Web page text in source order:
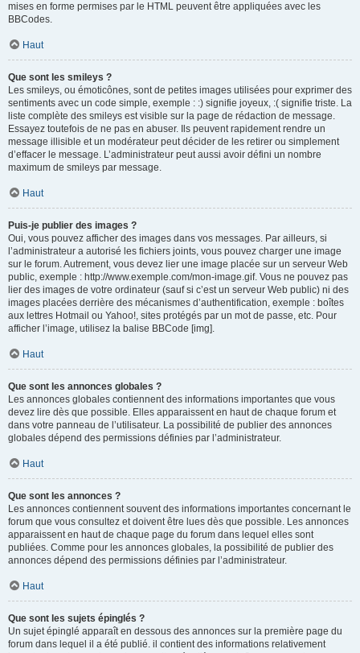
mises en forme permises par le HTML peuvent être appliquées avec les
BBCodes.
Haut
Que sont les smileys ?
Les smileys, ou émoticônes, sont de petites images utilisées pour exprimer des
sentiments avec un code simple, exemple : :) signifie joyeux, :( signifie triste. La
liste complète des smileys est visible sur la page de rédaction de message.
Essayez toutefois de ne pas en abuser. Ils peuvent rapidement rendre un
message illisible et un modérateur peut décider de les retirer ou simplement
d’effacer le message. L’administrateur peut aussi avoir défini un nombre
maximum de smileys par message.
Haut
Puis-je publier des images ?
Oui, vous pouvez afficher des images dans vos messages. Par ailleurs, si
l’administrateur a autorisé les fichiers joints, vous pouvez charger une image
sur le forum. Autrement, vous devez lier une image placée sur un serveur Web
public, exemple : http://www.exemple.com/mon-image.gif. Vous ne pouvez pas
lier des images de votre ordinateur (sauf si c’est un serveur Web public) ni des
images placées derrière des mécanismes d’authentification, exemple : boîtes
aux lettres Hotmail ou Yahoo!, sites protégés par un mot de passe, etc. Pour
afficher l’image, utilisez la balise BBCode [img].
Haut
Que sont les annonces globales ?
Les annonces globales contiennent des informations importantes que vous
devez lire dès que possible. Elles apparaissent en haut de chaque forum et
dans votre panneau de l’utilisateur. La possibilité de publier des annonces
globales dépend des permissions définies par l’administrateur.
Haut
Que sont les annonces ?
Les annonces contiennent souvent des informations importantes concernant le
forum que vous consultez et doivent être lues dès que possible. Les annonces
apparaissent en haut de chaque page du forum dans lequel elles sont
publiées. Comme pour les annonces globales, la possibilité de publier des
annonces dépend des permissions définies par l’administrateur.
Haut
Que sont les sujets épinglés ?
Un sujet épinglé apparaît en dessous des annonces sur la première page du
forum dans lequel il a été publié. il contient des informations relativement